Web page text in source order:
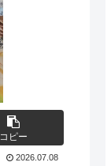
コピー
2026.07.08